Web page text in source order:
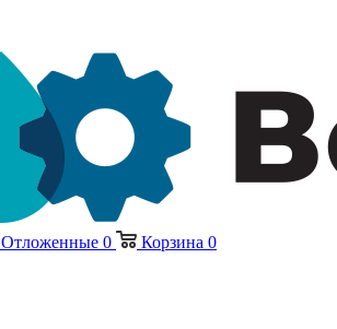
Отложенные 0 Корзина 0